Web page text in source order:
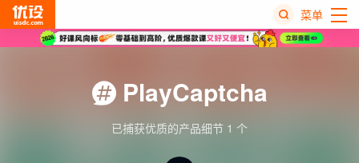
菜单
PlayCaptcha
已捕获优质的产品细节 1 个